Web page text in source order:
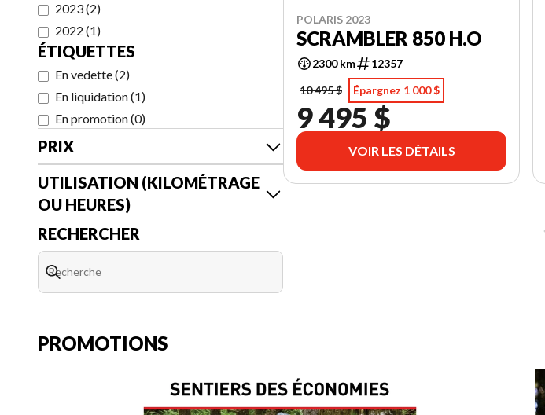
2023(2)
2022 (1)
ÉTIQUETTES
En vedette(2)
En liquidation(1)
En promotion(0)
PRIX
UTILISATION (KILOMÉTRAGE
OU HEURES)
RECHERCHER
POLARIS 2023
SCRAMBLER 850 H.O
2300 km
12357
10 495 $
Épargnez 1 000 $
9 495 $
VOIR LES DÉTAILS
PROMOTIONS